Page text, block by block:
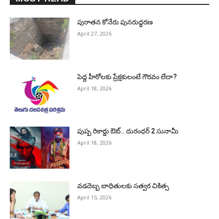
పురాత‌న కోనేరు పున‌రుద్ధ‌ర‌ణ
April 27, 2026
పెద్ద హీరోల‌కు ప్రేక్ష‌కులంటే గౌర‌వం లేదా?
April 18, 2026
పుష్ప రికార్డు ఔట్‌.. దురంధ‌ర్ 2 సునామీ
April 18, 2026
వడదెబ్బ బాధితులకు సత్వర చికిత్స
April 15, 2026